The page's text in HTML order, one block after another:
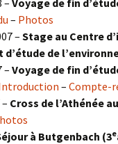
– Photos
– Stage au Centre
d’étude de
– Voyage de fin
– Compte-
Cross de l’Athénée
à Butgenbach (3e